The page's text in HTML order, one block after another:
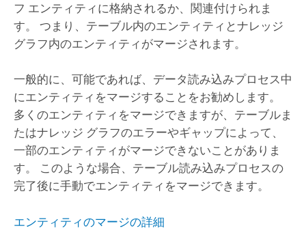
フ エンティティに格納されるか、関連付けられま
す。 つまり、テーブル内のエンティティとナレッジ
グラフ内のエンティティがマージされます。
一般的に、可能であれば、データ読み込みプロセス中
にエンティティをマージすることをお勧めします。
多くのエンティティをマージできますが、テーブルま
たはナレッジ グラフのエラーやギャップによって、
一部のエンティティがマージできないことがありま
す。 このような場合、テーブル読み込みプロセスの
完了後に手動でエンティティをマージできます。
エンティティのマージの詳細